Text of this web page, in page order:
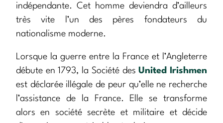
indépendante. Cet homme deviendra d’ailleurs
très vite l’un des pères fondateurs du
nationalisme moderne.
Lorsque la guerre entre la France et l’Angleterre
débute en 1793, la Société desUnited Irishmen
est déclarée illégale de peur qu’elle ne recherche
l’assistance de la France. Elle se transforme
alors en société secrète et militaire et décide